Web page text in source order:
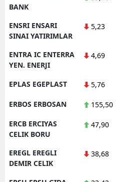
BANK
ENSRI ENSARI
SINAI YATIRIMLAR
5,23
ENTRA IC ENTERRA
YEN. ENERJI
4,69
EPLAS EGEPLAST 5,76
ERBOS ERBOSAN 155,50
ERCB ERCIYAS
CELIK BORU
47,90
EREGL EREGLI
DEMIR CELIK
38,68